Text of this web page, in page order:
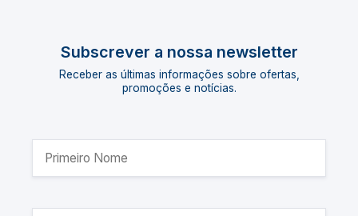
Subscrever a nossa newsletter
Receber as últimas informações sobre ofertas,
promoções e notícias.